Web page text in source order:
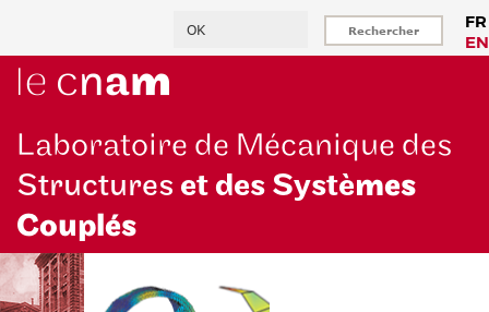
principal
FR
EN
Laboratoire de Mécanique des
Structures et des Systèmes
Couplés